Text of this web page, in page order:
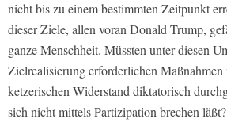
nicht bis zu einem bestimmten Zeitpunkt
dieser Ziele, allen voran Donald Trump,
ganze Menschheit. Müssten unter diesen
Zielrealisierung erforderlichen Maßnahmen
ketzerischen Widerstand diktatorisch
sich nicht mittels Partizipation brechen läßt?